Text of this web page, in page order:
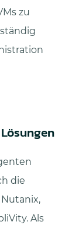
zu
die
Als